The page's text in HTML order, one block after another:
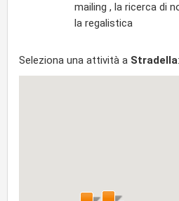
mailing , la ricerca di
la regalistica
Seleziona una attività a Stradella: